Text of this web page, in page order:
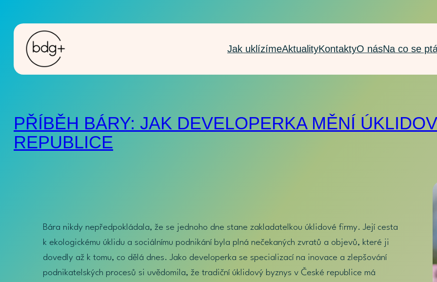
Jak uklízímeAktualityKontaktyO násNa co se
PŘÍBĚH BÁRY: JAK DEVELOPERKA MĚNÍ
REPUBLICE
Bára nikdy nepředpokládala, že se jednoho dne stane zakladatelkou úklidové firmy. Její cesta
k ekologickému úklidu a sociálnímu podnikání byla plná nečekaných zvratů a objevů, které ji
dovedly až k tomu, co dělá dnes. Jako developerka se specializací na inovace a zlepšování
podnikatelských procesů si uvědomila, že tradiční úklidový byznys v České republice má